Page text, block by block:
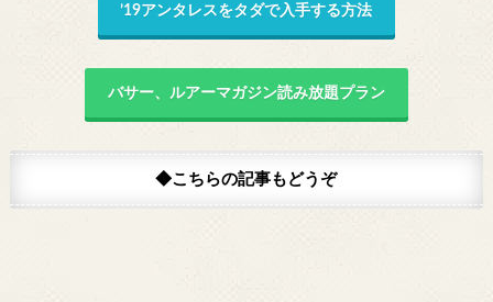
’19アンタレスをタダで入手する方法
バサー、ルアーマガジン読み放題プラン
◆こちらの記事もどうぞ